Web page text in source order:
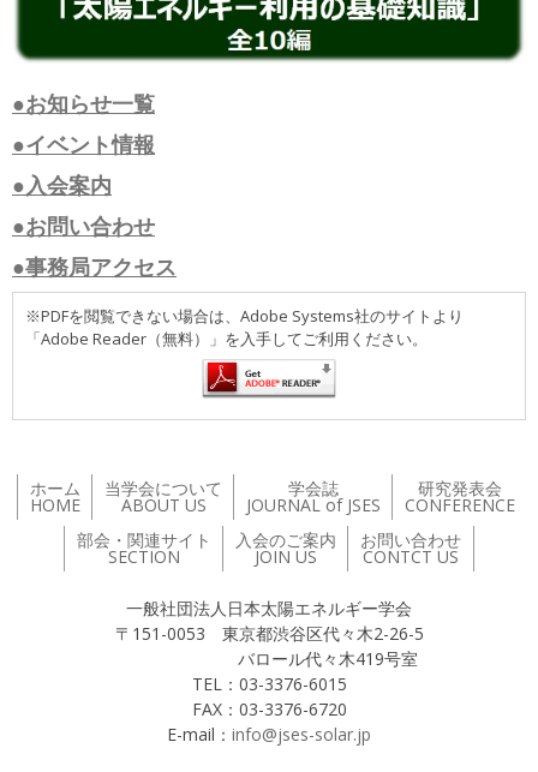
●お知らせ一覧
●イベント情報
●入会案内
●お問い合わせ
●事務局アクセス
※PDFを閲覧できない場合は、Adobe Systems社のサイトより
「Adobe Reader（無料）」を入手してご利用ください。
ホーム
HOME
当学会について
ABOUT US
学会誌
JOURNAL of JSES
研究発表会
CONFERENCE
部会・関連サイト
SECTION
入会のご案内
JOIN US
お問い合わせ
CONTCT US
一般社団法人日本太陽エネルギー学会
〒151-0053 東京都渋谷区代々木2-26-5
バロール代々木419号室
TEL：03-3376-6015
FAX：03-3376-6720
E-mail： info@jses-solar.jp